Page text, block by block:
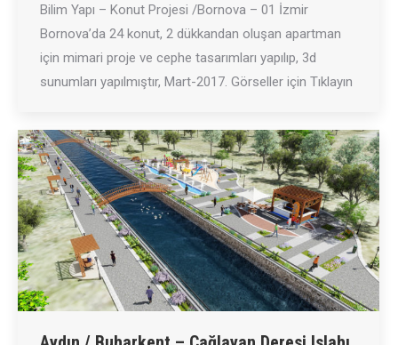
Bilim Yapı – Konut Projesi /Bornova – 01 İzmir
Bornova’da 24 konut, 2 dükkandan oluşan apartman
için mimari proje ve cephe tasarımları yapılıp, 3d
sunumları yapılmıştır, Mart-2017. Görseller için Tıklayın